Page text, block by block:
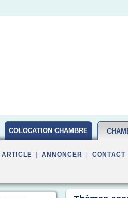
COLOCATION CHAMBRE
ARTICLE ANNONCER CONTACT